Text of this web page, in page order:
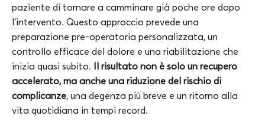
paziente di tornare a camminare già poche ore dopo
l’intervento. Questo approccio prevede una
preparazione pre-operatoria personalizzata, un
controllo efficace del dolore e una riabilitazione che
inizia quasi subito. Il risultato non è solo un recupero
accelerato, ma anche una riduzione del rischio di
complicanze, una degenza più breve e un ritorno alla
vita quotidiana in tempi record.